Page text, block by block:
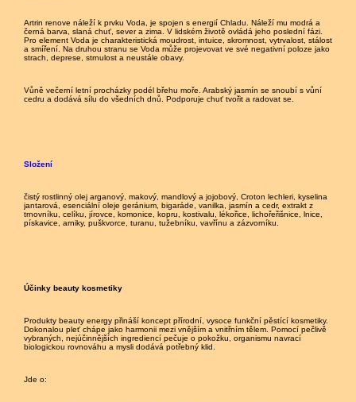
Artrin renove náleží k prvku Voda, je spojen s energií Chladu. Náleží mu modrá a
černá barva, slaná chuť, sever a zima. V lidském životě ovládá jeho poslední fázi.
Pro element Voda je charakteristická moudrost, intuice, skromnost, vytrvalost, stálost
a smíření. Na druhou stranu se Voda může projevovat ve své negativní poloze jako
strach, deprese, strnulost a neustále obavy.
Vůně večerní letní procházky podél břehu moře. Arabský jasmín se snoubí s vůní
cedru a dodává sílu do všedních dnů. Podporuje chuť tvořit a radovat se.
Složení
čistý rostlinný olej arganový, makový, mandlový a jojobový, Croton lechleri, kyselina
jantarová, esenciální oleje geránium, bigaráde, vanilka, jasmín a cedr, extrakt z
trnovníku, celíku, jírovce, komonice, kopru, kostivalu, lékořice, lichořeřišnice, lnice,
pískavice, arniky, puškvorce, turanu, tužebníku, vavřínu a zázvorníku.
Účinky beauty kosmetiky
Produkty beauty energy přináší koncept přírodní, vysoce funkční pěstící kosmetiky.
Dokonalou pleť chápe jako harmonii mezi vnějším a vnitřním tělem. Pomocí pečlivě
vybraných, nejúčinnějších ingrediencí pečuje o pokožku, organismu navrací
biologickou rovnováhu a mysli dodává potřebný klid.
Jde o: